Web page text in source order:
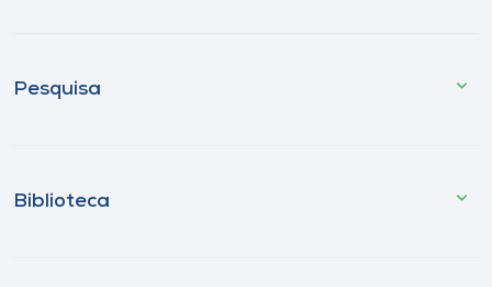
Pesquisa
Biblioteca